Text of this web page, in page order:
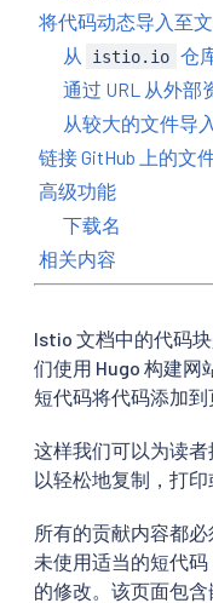
将代码动态导入至
从
istio.io 仓
通过 URL 从外部
从较大的文件导
链接 GitHub 上的文
高级功能
下载名
相关内容
Istio 文档中的代码
们使用 Hugo 构建网
短代码将代码添加到
这样我们可以为读
以轻松地复制，打印
所有的贡献内容都
未使用适当的短代
的修改。该页面包